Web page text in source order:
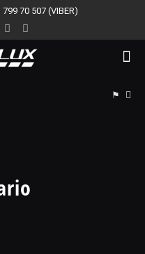
70 507 (VIBER)
⚑